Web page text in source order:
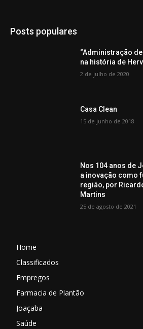
Posts populares
“Administração
na história de
2 de julho de 2020
Casa Clean
15 de junho de 2018
Nos 104 anos de
a inovação como
região, por
Martins
25 de agosto de 2021
Home
Classificados
Empregos
Farmacia de Plantão
Joaçaba
Saúde